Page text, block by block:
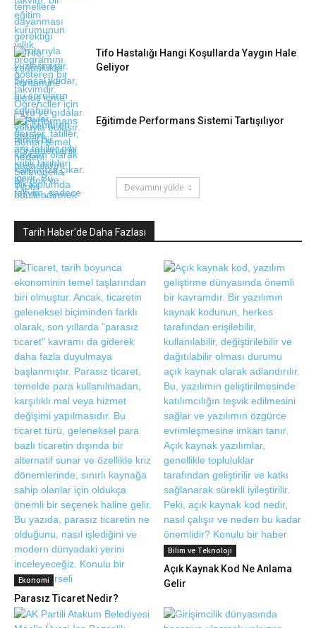
Tifo Hastalığı Hangi Koşullarda Yaygın Hale
Geliyor
Eğitimde Performans Sistemi Tartışılıyor
Devamını yükle
Tarih Haber'de Daha Fazlası
Ekonomi
Parasız Ticaret Nedir?
Bilim ve Teknoloji
Açık Kaynak Kod Ne Anlama
Gelir